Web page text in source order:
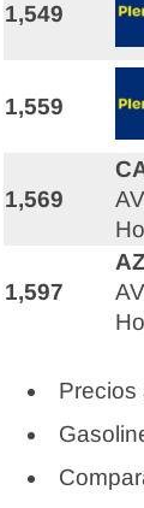
1,549
1,559
1,569
1,597
Precios